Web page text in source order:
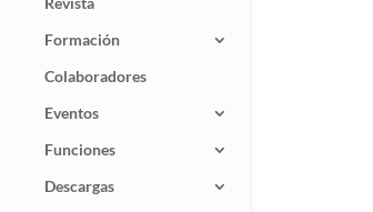
Formación
Colaboradores
Eventos
Funciones
Descargas